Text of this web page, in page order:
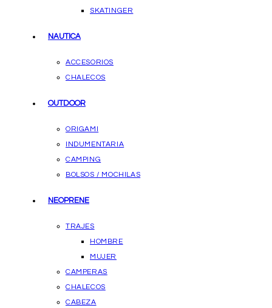
SKATINGER
NAUTICA
ACCESORIOS
CHALECOS
OUTDOOR
ORIGAMI
INDUMENTARIA
CAMPING
BOLSOS / MOCHILAS
NEOPRENE
TRAJES
HOMBRE
MUJER
CAMPERAS
CHALECOS
CABEZA